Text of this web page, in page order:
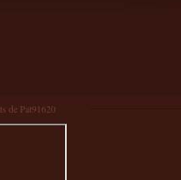
de Pat91620